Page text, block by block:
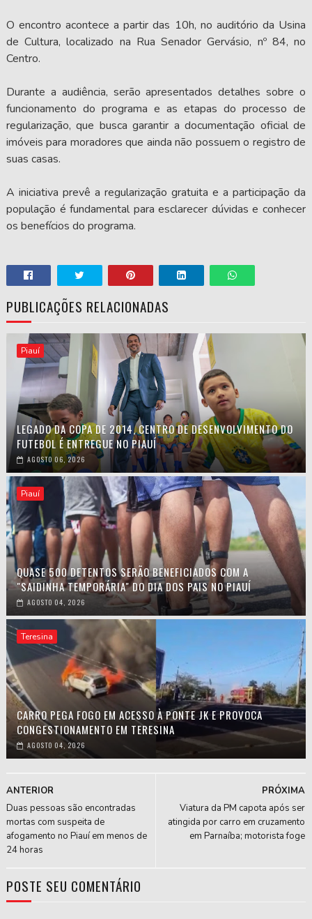
O encontro acontece a partir das 10h, no auditório da Usina
de Cultura, localizado na Rua Senador Gervásio, nº 84, no
Centro.
Durante a audiência, serão apresentados detalhes sobre o
funcionamento do programa e as etapas do processo de
regularização, que busca garantir a documentação oficial de
imóveis para moradores que ainda não possuem o registro de
suas casas.
A iniciativa prevê a regularização gratuita e a participação da
população é fundamental para esclarecer dúvidas e conhecer
os benefícios do programa.
PUBLICAÇÕES RELACIONADAS
Piauí
LEGADO DA COPA DE 2014, CENTRO DE DESENVOLVIMENTO DO
FUTEBOL É ENTREGUE NO PIAUÍ
AGOSTO 06, 2026
Piauí
QUASE 500 DETENTOS SERÃO BENEFICIADOS COM A
"SAIDINHA TEMPORÁRIA" DO DIA DOS PAIS NO PIAUÍ
AGOSTO 04, 2026
Teresina
CARRO PEGA FOGO EM ACESSO À PONTE JK E PROVOCA
CONGESTIONAMENTO EM TERESINA
AGOSTO 04, 2026
PRÓXIMA
Viatura da PM capota após ser
atingida por carro em cruzamento
em Parnaíba; motorista foge
ANTERIOR
Duas pessoas são encontradas
mortas com suspeita de
afogamento no Piauí em menos de
24 horas
POSTE SEU COMENTÁRIO